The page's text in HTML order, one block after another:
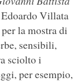
Villata
la mostra di
sensibili,
sciolto i
per esempio,